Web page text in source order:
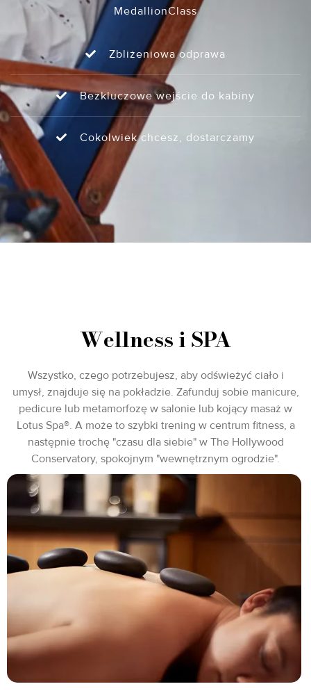
MedallionClass
Zbliżeniowa odprawa
Bezkluczowe wejście do kabiny
Cokolwiek chcesz, dostarczamy
Wellness i SPA
Wszystko, czego potrzebujesz, aby odświeżyć ciało i
umysł, znajduje się na pokładzie. Zafunduj sobie manicure,
pedicure lub metamorfozę w salonie lub kojący masaż w
Lotus Spa®. A może to szybki trening w centrum fitness, a
następnie trochę "czasu dla siebie" w The Hollywood
Conservatory, spokojnym "wewnętrznym ogrodzie".